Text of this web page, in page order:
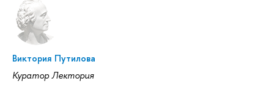
Виктория Путилова
Куратор Лектория